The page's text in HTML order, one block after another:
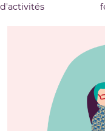
d'activités